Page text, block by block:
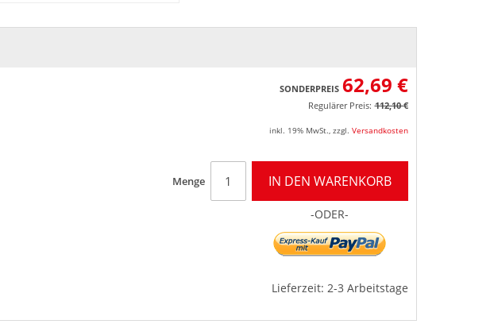
SONDERPREIS 62,69 €
Regulärer Preis: 112,10 €
inkl. 19% MwSt. zzgl. Versandkosten
Menge IN DEN WARENKORB
-ODER-
Lieferzeit: 2-3 Arbeitstage